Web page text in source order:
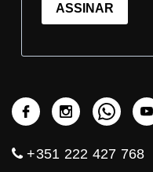
ASSINAR
+351 222 427 768